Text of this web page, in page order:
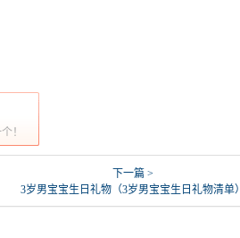
！
下一篇 >
3岁男宝宝生日礼物（3岁男宝宝生日礼物清单）